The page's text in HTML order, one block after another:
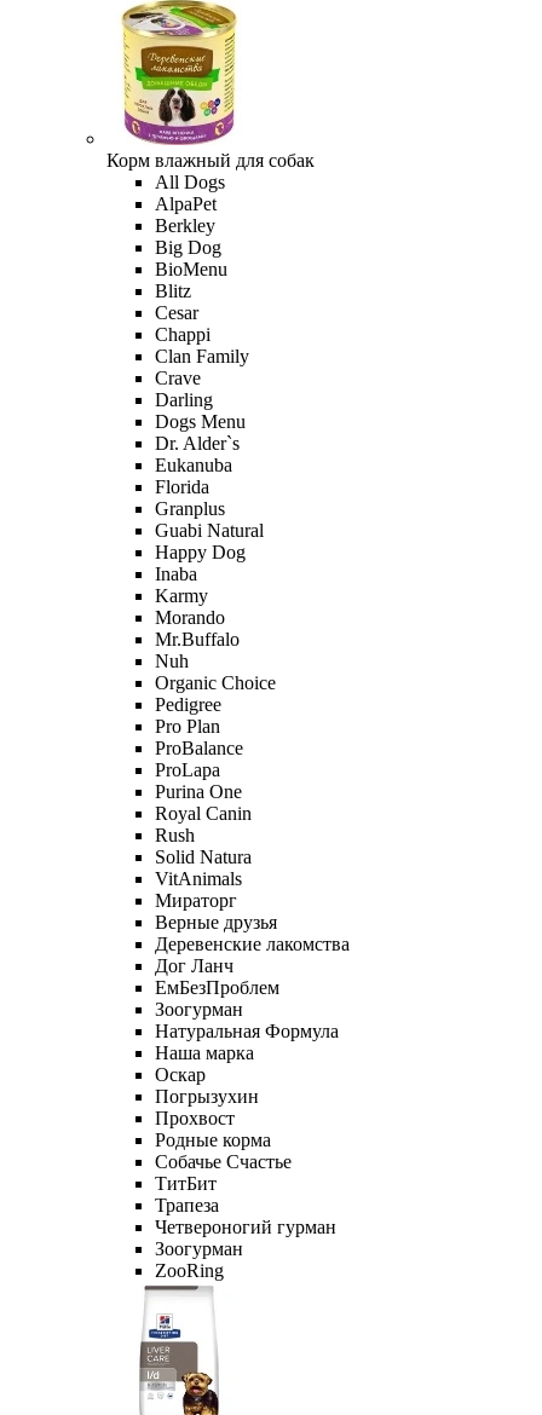
Корм влажный для собак
All Dogs
AlpaPet
Berkley
Big Dog
BioMenu
Blitz
Cesar
Chappi
Clan Family
Crave
Darling
Dogs Menu
Dr. Alder`s
Eukanuba
Florida
Granplus
Guabi Natural
Happy Dog
Inaba
Karmy
Morando
Mr.Buffalo
Nuh
Organic Сhoice
Pedigree
Pro Plan
ProBalance
ProLapa
Purina One
Royal Canin
Rush
Solid Natura
VitAnimals
Мираторг
Верные друзья
Деревенские лакомства
Дог Ланч
ЕмБезПроблем
Зоогурман
Натуральная Формула
Наша марка
Оскар
Погрызухин
Прохвост
Родные корма
Собачье Счастье
ТитБит
Трапеза
Четвероногий гурман
Зоогурман
ZooRing